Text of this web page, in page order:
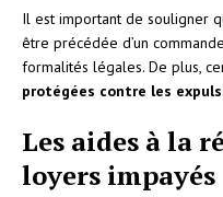
Il est important de souligner
être précédée d’un
formalités légales. De plus,
protégées contre les
Les aides à la
loyers impayés